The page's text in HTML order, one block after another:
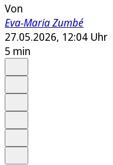
Von
Eva-Maria Zumbé
27.05.2026, 12:04 Uhr
5 min